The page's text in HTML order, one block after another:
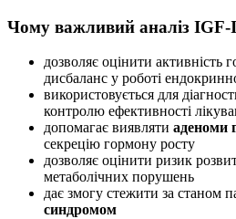
Чому важливий аналіз IGF-
дозволяє оцінити активність
дисбаланс у роботі
використовується для
контролю ефективності
допомагає виявляти аденоми
секрецію гормону росту
дозволяє оцінити ризик
метаболічних порушень
дає змогу стежити за станом
синдромом